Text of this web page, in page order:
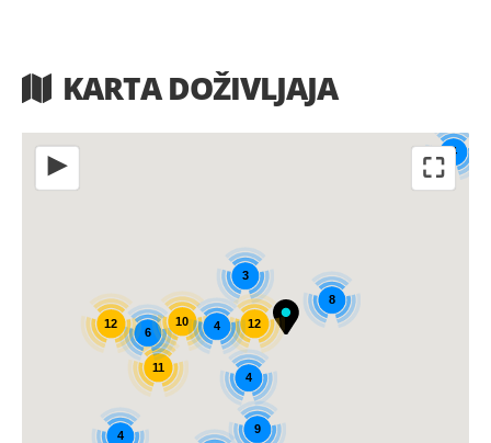
KARTA DOŽIVLJAJA
⛶
3
11
6
8
4
12 10 12
4 9
4
4
◀